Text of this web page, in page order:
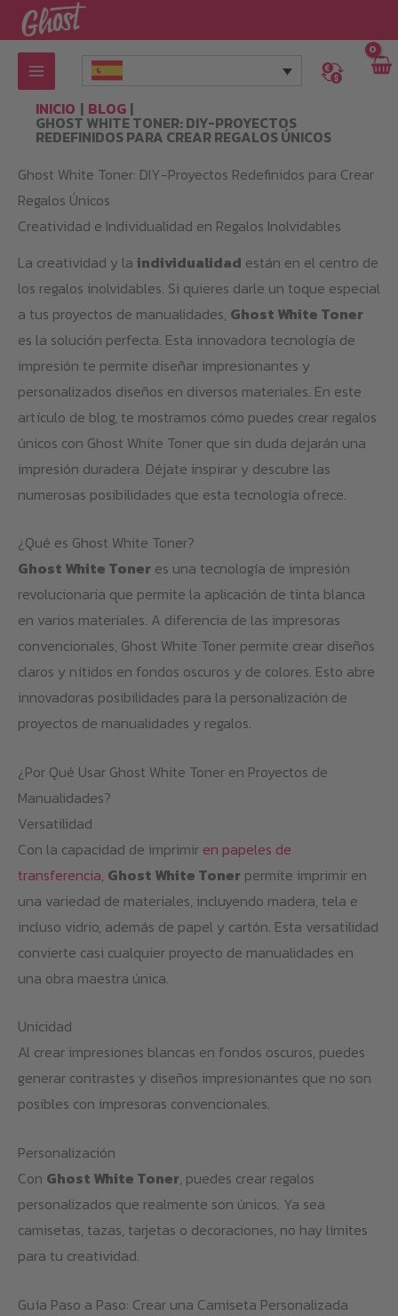
al
contenido
INICIO BLOG
GHOST WHITE TONER: DIY-PROYECTOS
REDEFINIDOS PARA CREAR REGALOS ÚNICOS
Ghost White Toner: DIY-Proyectos Redefinidos para Crear
Regalos Únicos
Creatividad e Individualidad en Regalos Inolvidables
La creatividad y la individualidad están en el centro de
los regalos inolvidables. Si quieres darle un toque especial
a tus proyectos de manualidades, Ghost White Toner
es la solución perfecta. Esta innovadora tecnología de
impresión te permite diseñar impresionantes y
personalizados diseños en diversos materiales. En este
artículo de blog, te mostramos cómo puedes crear regalos
únicos con Ghost White Toner que sin duda dejarán una
impresión duradera. Déjate inspirar y descubre las
numerosas posibilidades que esta tecnología ofrece.
¿Qué es Ghost White Toner?
Ghost White Toner es una tecnología de impresión
revolucionaria que permite la aplicación de tinta blanca
en varios materiales. A diferencia de las impresoras
convencionales, Ghost White Toner permite crear diseños
claros y nítidos en fondos oscuros y de colores. Esto abre
innovadoras posibilidades para la personalización de
proyectos de manualidades y regalos.
¿Por Qué Usar Ghost White Toner en Proyectos de
Manualidades?
Versatilidad
Con la capacidad de imprimir en papeles de
transferencia, Ghost White Toner permite imprimir en
una variedad de materiales, incluyendo madera, tela e
incluso vidrio, además de papel y cartón. Esta versatilidad
convierte casi cualquier proyecto de manualidades en
una obra maestra única.
Unicidad
Al crear impresiones blancas en fondos oscuros, puedes
generar contrastes y diseños impresionantes que no son
posibles con impresoras convencionales.
Personalización
Con Ghost White Toner, puedes crear regalos
personalizados que realmente son únicos. Ya sea
camisetas, tazas, tarjetas o decoraciones, no hay límites
para tu creatividad.
Guía Paso a Paso: Crear una Camiseta Personalizada